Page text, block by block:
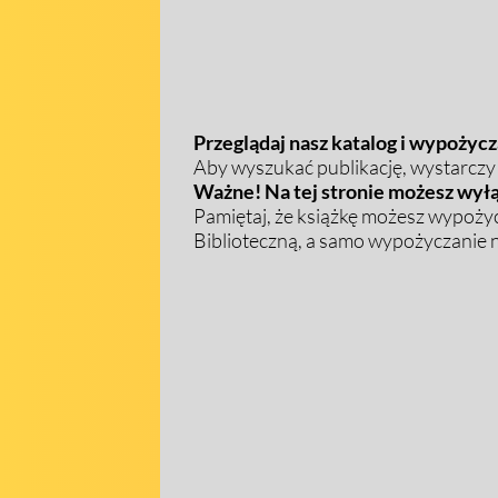
Przeglądaj nasz katalog i
Aby wyszukać publikację,
Ważne! Na tej stronie możesz
Pamiętaj, że książkę możesz
Biblioteczną, a samo wypożyczanie